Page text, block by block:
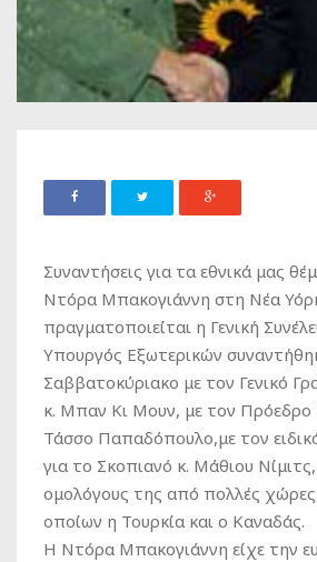
Συναντήσεις για τα εθνικά μας
Ντόρα Μπακογιάννη στη Νέα
πραγματοποιείται η Γενική
Υπουργός Εξωτερικών
Σαββατοκύριακο με τον Γενικό
κ. Μπαν Κι Μουν, με τον Πρόεδρο
Τάσσο Παπαδόπουλο,με τον
για το Σκοπιανό κ. Μάθιου
ομολόγους της από πολλές
οποίων η Τουρκία και ο Καναδάς.
Η Ντόρα Μπακογιάννη είχε την